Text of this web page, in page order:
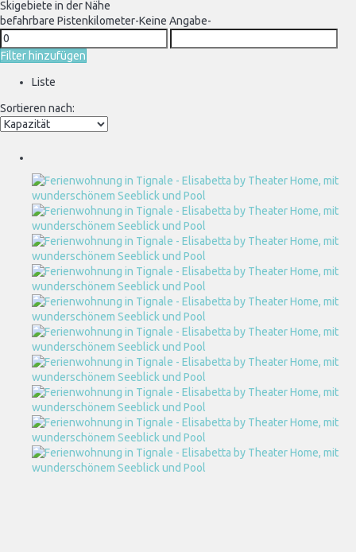
Skigebiete in der Nähe
befahrbare Pistenkilometer-Keine Angabe-
Filter hinzufügen
Liste
Sortieren nach: